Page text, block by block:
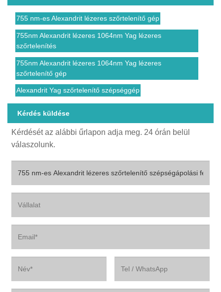
755 nm-es Alexandrit lézeres szőrtelenítő gép
755nm Alexandrit lézeres 1064nm Yag lézeres
szőrtelenítés
755nm Alexandrit lézeres 1064nm Yag lézeres
szőrtelenítő gép
Alexandrit Yag szőrtelenítő szépséggép
Kérdés küldése
Kérdését az alábbi űrlapon adja meg. 24 órán belül
válaszolunk.